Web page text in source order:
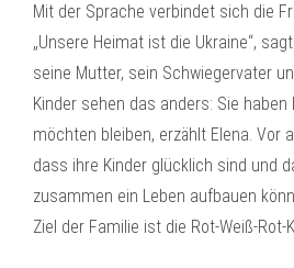
Mit der Sprache verbindet sich die
„Unsere Heimat ist die Ukraine“,
seine Mutter, sein Schwiegervater
Kinder sehen das anders: Sie
möchten bleiben, erzählt Elena. Vor
dass ihre Kinder glücklich sind und
zusammen ein Leben aufbauen
Ziel der Familie ist die Rot-Weiß-Rot-